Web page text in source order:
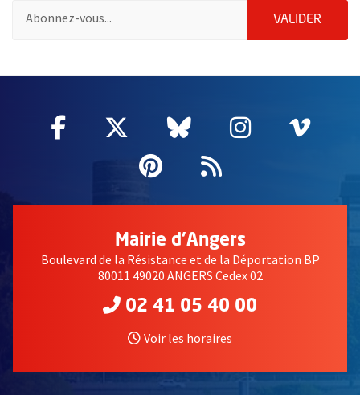
VALIDER
Facebook
, Ouvre une nouvelle fenêtre
Twitter
, Ouvre une nouvelle
Bluesky
, Ouvre une
Instagram
, Ouvre
,
Pinterest
, Ouvre une
Flux RSS
Mairie d'Angers
Boulevard de la Résistance et de la Déportation BP
80011 49020 ANGERS Cedex 02
02 41 05 40 00
Voir les horaires